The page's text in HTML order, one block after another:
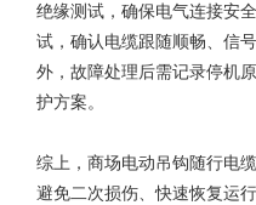
绝缘测试，确保电气连接安
试，确认电缆跟随顺畅、信
外，故障处理后需记录停机
护方案。
综上， 商场电动吊钩随行电
避免二次损伤、快速恢复运